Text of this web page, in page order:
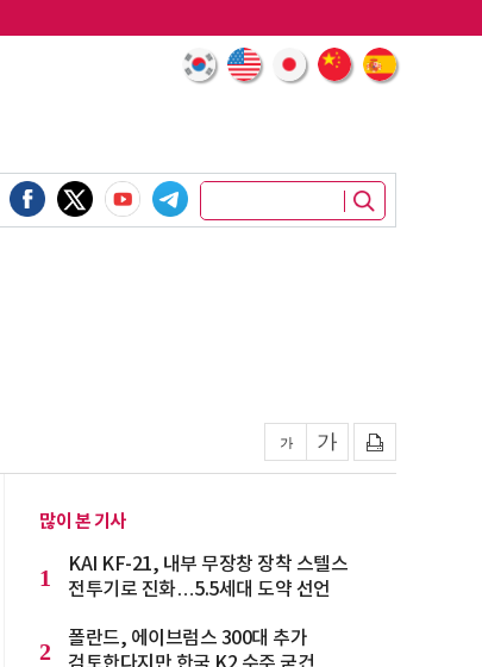
많이 본 기사
1
KAI KF-21, 내부 무장창 장착 스텔스
전투기로 진화…5.5세대 도약 선언
2
폴란드, 에이브럼스 300대 추가